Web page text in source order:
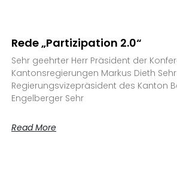
Rede „Partizipation 2.0“
Sehr geehrter Herr Präsident der
Kantonsregierungen Markus Dieth
Regierungsvizepräsident des Kanton
Engelberger Sehr
Read More